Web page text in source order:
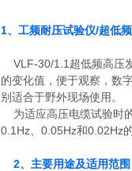
1、工频耐压试验仪/超低
VLF-30/1.1超低频高压
的变化值，便于观察，数
别适合于野外现场使用。
为适应高压电缆试验时
0.1Hz、0.05Hz和0.02Hz
2、主要用途及适用范围